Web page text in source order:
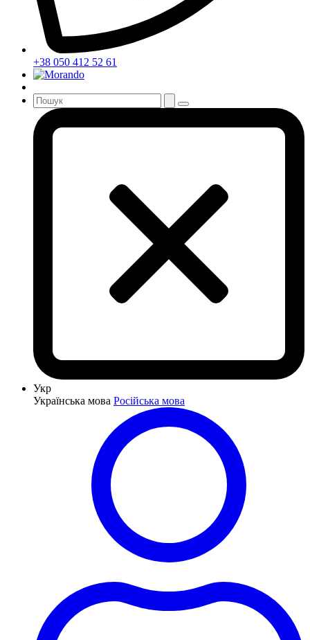
+38 050 412 52 61
Укр
Українська мова Російська мова